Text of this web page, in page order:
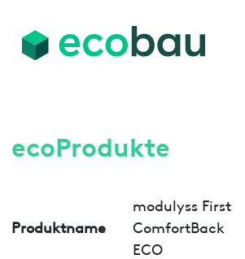
ecoProdukte
Produktname
modulyss First
ComfortBack
ECO